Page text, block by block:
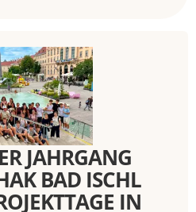
JAHRGANG
BAD ISCHL
IN